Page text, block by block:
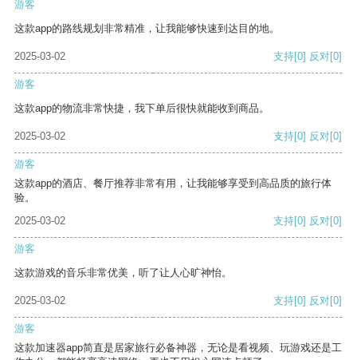
游客
这款app的路线规划非常精准，让我能够快速到达目的地。
2025-03-02 支持[0] 反对[0]
游客
这款app的物流非常快捷，我下单后很快就能收到商品。
2025-03-02 支持[0] 反对[0]
游客
这款app的酒店、餐厅推荐非常有用，让我能够享受到高品质的旅行体
验。
2025-03-02
支持[0] 反对[0]
游客
这款游戏的音乐非常优美，听了让人心旷神怡。
2025-03-02 支持[0] 反对[0]
游客
这款加速器app简直是居家旅行必备神器，无论是看视频、玩游戏还是工